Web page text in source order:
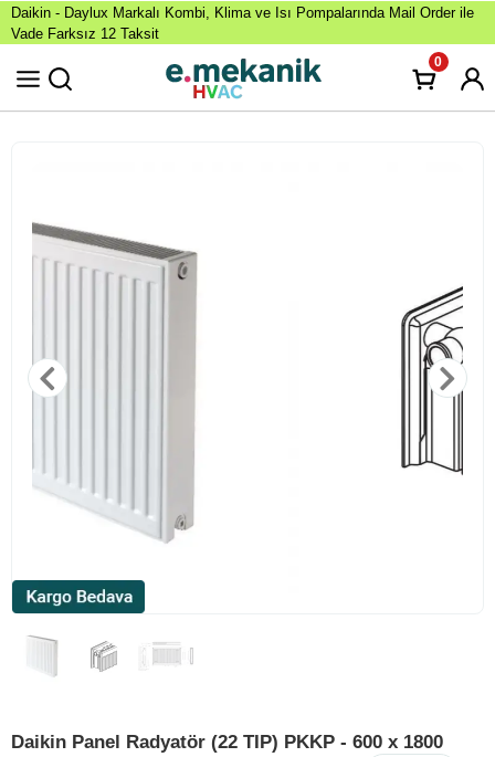
Daikin - Daylux Markalı Kombi, Klima ve Isı Pompalarında Mail Order ile
Vade Farksız 12 Taksit
0
Daikin Panel Radyatör (22 TIP) PKKP - 600 x 1800